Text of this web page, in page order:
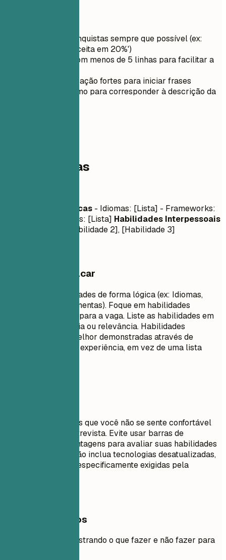
Quantifique conquistas sempre que possível (ex:
'Aumentei a receita em 20%')
Mantenha-o com menos de 5 linhas para facilitar a
Use verbos de ação fortes para iniciar frases
Adapte o resumo para corresponder à descrição da
Competências
Habilidades Técnicas - Idiomas: [Lista] - Frameworks:
[Lista] - Ferramentas: [Lista] Habilidades Interpessoais
- [Habilidade 1], [Habilidade 2], [Habilidade 3]
O que vale destacar
Agrupe suas habilidades de forma lógica (ex: Idiomas,
Frameworks, Ferramentas). Foque em habilidades
técnicas relevantes para a vaga. Liste as habilidades em
ordem de proficiência ou relevância. Habilidades
interpessoais são melhor demonstradas através de
tópicos na seção de experiência, em vez de uma lista
Não liste habilidades que você não se sente confortável
em usar em uma entrevista. Evite usar barras de
progresso ou porcentagens para avaliar suas habilidades
(ex: "Java: 80%"). Não inclua tecnologias desatualizadas,
a menos que sejam especificamente exigidas pela
Exemplos práticos
Exemplo prático mostrando o que fazer e não fazer para